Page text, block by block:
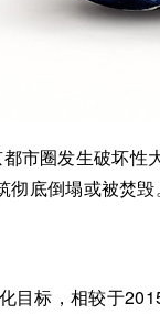
市圈发生破坏性
底倒塌或被焚毁。
目标，相较于